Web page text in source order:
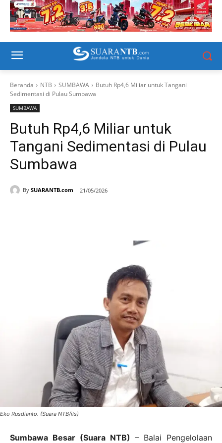
Beranda NTB SUMBAWA
Butuh Rp4,6 Miliar untuk Tangani
Sedimentasi di Pulau Sumbawa
SUMBAWA
Butuh Rp4,6 Miliar untuk
Tangani Sedimentasi di Pulau
Sumbawa
By SUARANTB.com 21/05/2026
Eko Rusdianto. (Suara NTB/ils)
Sumbawa Besar (Suara NTB) – Balai Pengelolaan